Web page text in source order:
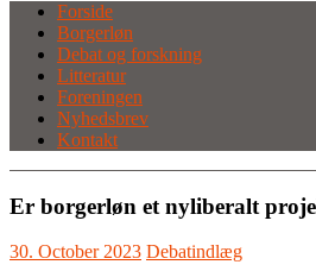
Forside
Borgerløn
Debat og forskning
Litteratur
Foreningen
Nyhedsbrev
Kontakt
Er borgerløn et nyliberalt
30. October 2023 Debatindlæg